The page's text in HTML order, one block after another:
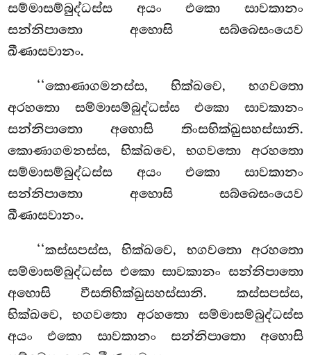
සම්මාසම්බුද්ධස්ස අයං එකො සාවකානං
සන්නිපාතො අහොසි සබ්බෙසංයෙව
ඛීණාසවානං.
‘‘කොණාගමනස්ස, භික්ඛවෙ, භගවතො
අරහතො සම්මාසම්බුද්ධස්ස එකො සාවකානං
සන්නිපාතො අහොසි තිංසභික්ඛුසහස්සානි.
කොණාගමනස්ස, භික්ඛවෙ, භගවතො අරහතො
සම්මාසම්බුද්ධස්ස අයං එකො සාවකානං
සන්නිපාතො අහොසි සබ්බෙසංයෙව
ඛීණාසවානං.
‘‘කස්සපස්ස, භික්ඛවෙ, භගවතො අරහතො
සම්මාසම්බුද්ධස්ස එකො සාවකානං සන්නිපාතො
අහොසි වීසතිභික්ඛුසහස්සානි. කස්සපස්ස,
භික්ඛවෙ, භගවතො අරහතො සම්මාසම්බුද්ධස්ස
අයං එකො සාවකානං සන්නිපාතො අහොසි